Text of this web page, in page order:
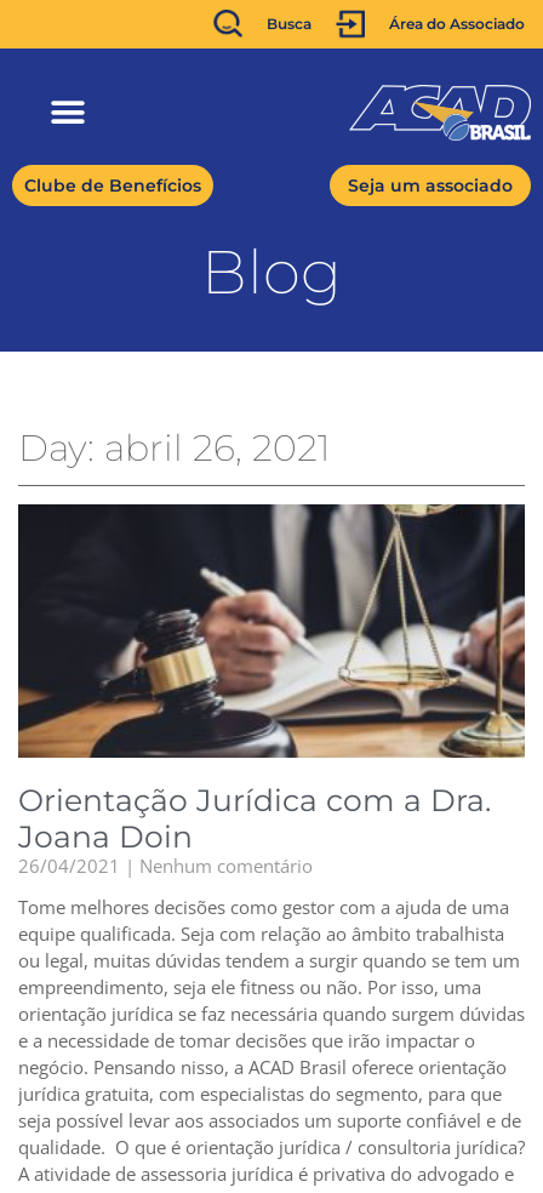
Busca Área do Associado
Clube de Benefícios Seja um associado
Blog
Day: abril 26, 2021
Orientação Jurídica com a Dra.
Joana Doin
26/04/2021
Nenhum comentário
Tome melhores decisões como gestor com a ajuda de uma
equipe qualificada. Seja com relação ao âmbito trabalhista
ou legal, muitas dúvidas tendem a surgir quando se tem um
empreendimento, seja ele fitness ou não. Por isso, uma
orientação jurídica se faz necessária quando surgem dúvidas
e a necessidade de tomar decisões que irão impactar o
negócio. Pensando nisso, a ACAD Brasil oferece orientação
jurídica gratuita, com especialistas do segmento, para que
seja possível levar aos associados um suporte confiável e de
qualidade. O que é orientação jurídica / consultoria jurídica?
A atividade de assessoria jurídica é privativa do advogado e